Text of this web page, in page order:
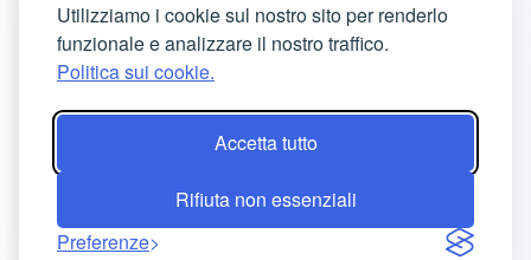
Utilizziamo i cookie sul nostro sito per renderlo
funzionale e analizzare il nostro traffico.
Politica sui cookie.
Accetta tutto
Rifiuta non essenziali
Preferenze